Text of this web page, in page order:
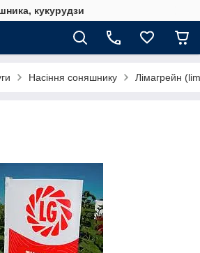
кукурудзи
Насіння соняшнику Лімагрейн